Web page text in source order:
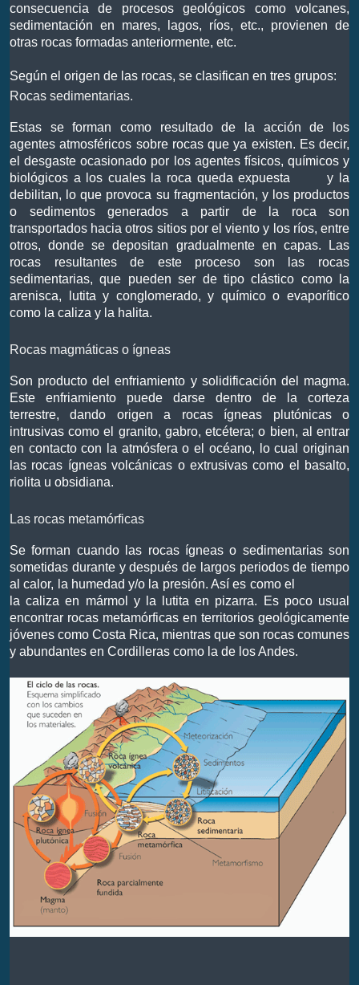
consecuencia de procesos geológicos como volcanes,
sedimentación en mares, lagos, ríos, etc., provienen de
otras rocas formadas anteriormente, etc.
Según el origen de las rocas, se clasifican en tres grupos:
Rocas sedimentarias.
Estas se forman como resultado de la acción de los
agentes atmosféricos sobre rocas que ya existen. Es decir,
el desgaste ocasionado por los agentes físicos, químicos y
biológicos a los cuales la roca queda expuesta
y la
debilitan, lo que provoca su fragmentación, y los productos
o sedimentos generados a partir de la roca son
transportados hacia otros sitios por el viento y los ríos, entre
otros, donde se depositan gradualmente en capas. Las
rocas resultantes de este proceso son las rocas
sedimentarias, que pueden ser de tipo clástico como la
arenisca, lutita y conglomerado, y químico o evaporítico
como la caliza y la halita.
Rocas magmáticas o ígneas
Son producto del enfriamiento y solidificación del magma.
Este enfriamiento puede darse dentro de la corteza
terrestre, dando origen a rocas ígneas plutónicas o
intrusivas como el granito, gabro, etcétera; o bien, al entrar
en contacto con la atmósfera o el océano, lo cual originan
las rocas ígneas volcánicas o extrusivas como el basalto,
riolita u obsidiana.
Las rocas metamórficas
Se forman cuando las rocas ígneas o sedimentarias son
sometidas durante y después de largos periodos de tiempo
al calor, la humedad y/o la presión. Así es como el
la caliza en mármol y la lutita en pizarra. Es poco usual
encontrar rocas metamórficas en territorios geológicamente
jóvenes como Costa Rica, mientras que son rocas comunes
y abundantes en Cordilleras como la de los Andes.